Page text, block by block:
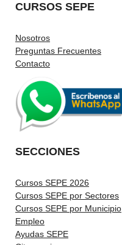
CURSOS SEPE
Nosotros
Preguntas Frecuentes
Contacto
SECCIONES
Cursos SEPE 2026
Cursos SEPE por Sectores
Cursos SEPE por Municipio
Empleo
Ayudas SEPE